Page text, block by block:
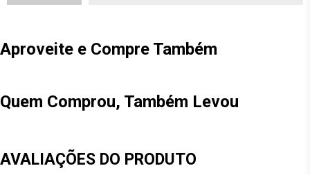
Aproveite e Compre Também
Quem Comprou, Também Levou
AVALIAÇÕES DO PRODUTO